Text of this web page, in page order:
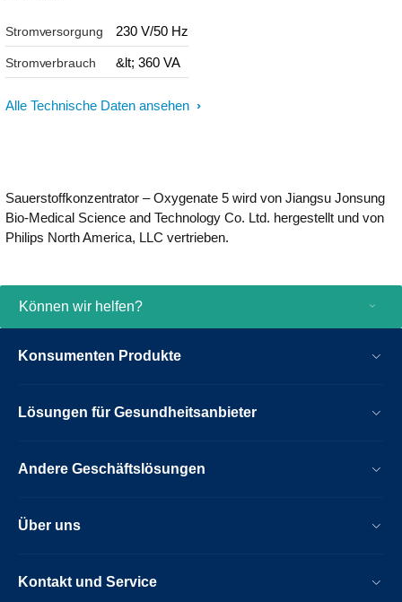
Stromversorgung 230 V/50 Hz
Stromverbrauch &lt; 360 VA
Alle Technische Daten ansehen
Sauerstoffkonzentrator – Oxygenate 5 wird von Jiangsu Jonsung
Bio-Medical Science and Technology Co. Ltd. hergestellt und von
Philips North America, LLC vertrieben.
Können wir helfen?
Konsumenten Produkte
Lösungen für Gesundheitsanbieter
Andere Geschäftslösungen
Über uns
Kontakt und Service